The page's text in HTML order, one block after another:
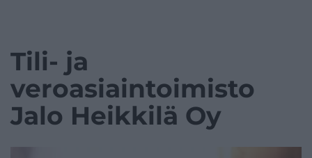
Tili- ja
veroasiaintoimisto
Jalo Heikkilä Oy